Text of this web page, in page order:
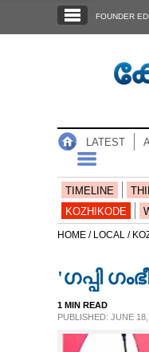
NOTIFIED NEWS
NEWS 360
FOUNDER
LATEST
TIMELINE
KOZHIKODE
HOME / LOCAL /
'ഗപ്പി
1 MIN READ
PUBLISHED: JUNE